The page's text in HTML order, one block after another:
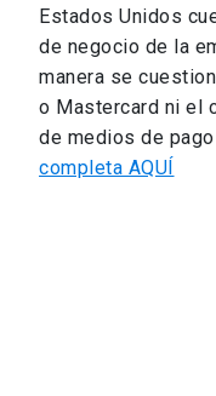
Estados Unidos
de negocio de la
manera se
o Mastercard ni el
de medios de
completa AQUÍ